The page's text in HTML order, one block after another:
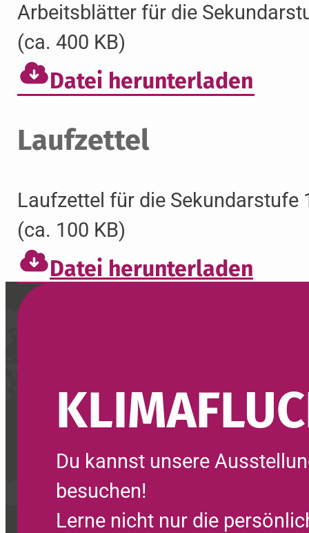
Arbeitsblätter für die
(ca. 400 KB)
Datei herunterladen
Laufzettel
Laufzettel für die Sekundarstufe
(ca. 100 KB)
Datei herunterladen
Du kannst unsere
besuchen!
Lerne nicht nur die